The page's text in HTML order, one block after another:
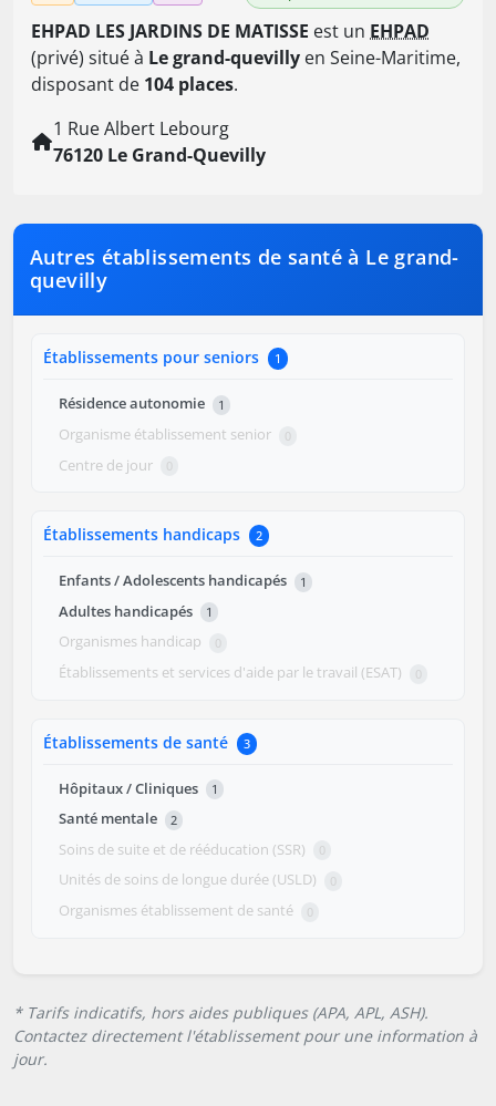
EHPAD LES JARDINS DE MATISSE est un EHPAD
(privé) situé à Le grand-quevilly en Seine-Maritime,
disposant de 104 places.
1 Rue Albert Lebourg
76120 Le Grand-Quevilly
Autres établissements de santé à Le grand-
quevilly
Établissements pour seniors 1
Résidence autonomie 1
Organisme établissement senior 0
Centre de jour 0
Établissements handicaps 2
Enfants / Adolescents handicapés 1
Adultes handicapés 1
Organismes handicap 0
Établissements et services d'aide par le travail (ESAT) 0
Établissements de santé 3
Hôpitaux / Cliniques 1
Santé mentale 2
Soins de suite et de rééducation (SSR) 0
Unités de soins de longue durée (USLD) 0
Organismes établissement de santé 0
* Tarifs indicatifs, hors aides publiques (APA, APL, ASH).
Contactez directement l'établissement pour une information à
jour.